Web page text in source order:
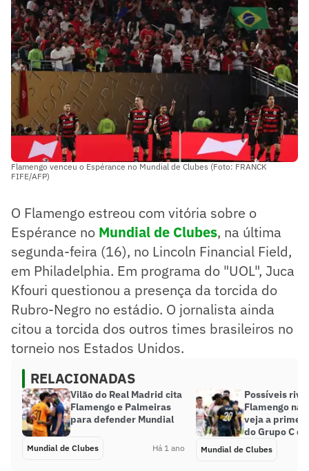
Flamengo venceu o Espérance no Mundial de Clubes (Foto: FRANCK
FIFE/AFP)
O Flamengo estreou com vitória sobre o
Espérance no Mundial de Clubes, na última
segunda-feira (16), no Lincoln Financial Field,
em Philadelphia. Em programa do "UOL", Juca
Kfouri questionou a presença da torcida do
Rubro-Negro no estádio. O jornalista ainda
citou a torcida dos outros times brasileiros no
torneio nos Estados Unidos.
RELACIONADAS
Vilão do Real Madrid cita
Flamengo e Palmeiras
para defender Mundial
Mundial de Clubes Há 1 ano
Possíveis
Flamengo
veja a
do Grupo C
Mundial de Clubes